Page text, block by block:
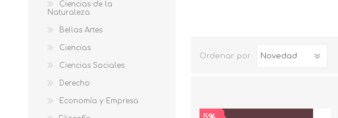
Ordenar por
Ciencias de la
Naturaleza
Bellas Artes
Ciencias
Ciencias Sociales
Derecho
Economía y Empresa